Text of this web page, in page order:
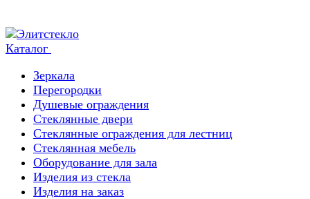
Каталог
Зеркала
Перегородки
Душевые ограждения
Стеклянные двери
Стеклянные ограждения для лестниц
Стеклянная мебель
Оборудование для зала
Изделия из стекла
Изделия на заказ